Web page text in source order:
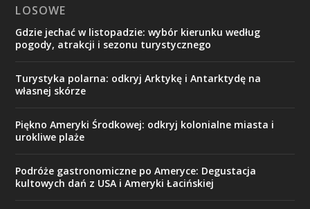
LOSOWE
Gdzie jechać w listopadzie: wybór kierunku według
pogody, atrakcji i sezonu turystycznego
Turystyka polarna: odkryj Arktykę i Antarktydę na
własnej skórze
Piękno Ameryki Środkowej: odkryj kolonialne miasta i
urokliwe plaże
Podróże gastronomiczne po Ameryce: Degustacja
kultowych dań z USA i Ameryki Łacińskiej